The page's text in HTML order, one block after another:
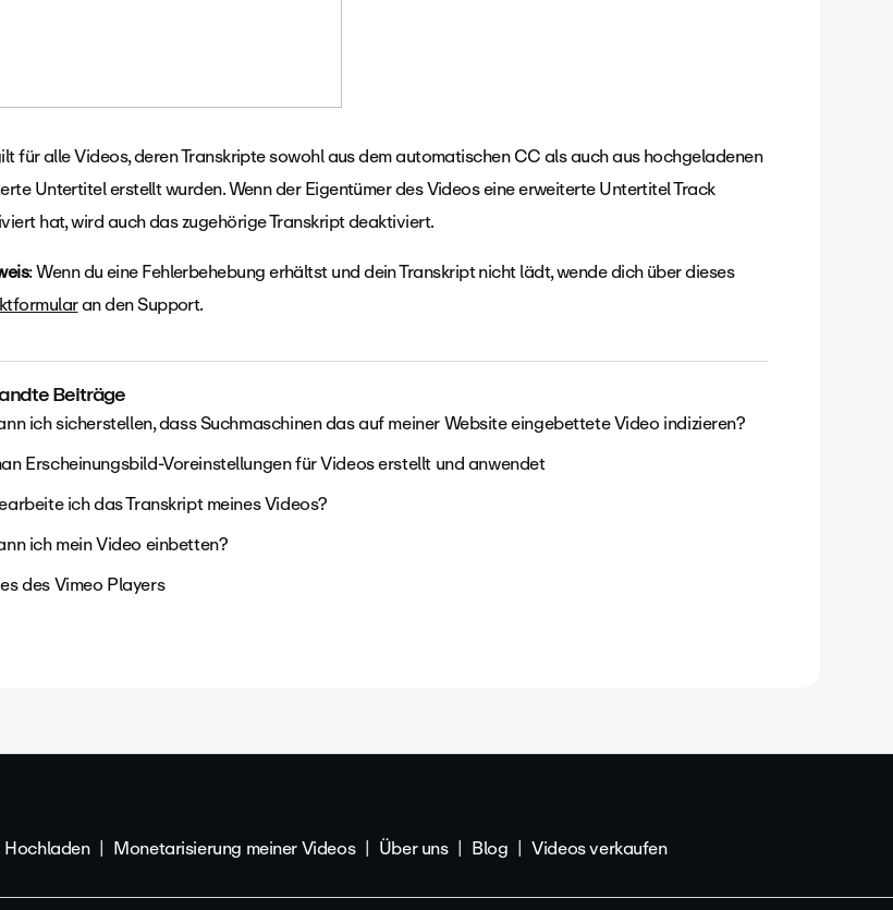
für alle Videos, deren Transkripte sowohl aus dem automatischen CC als auch aus hochgeladenen
Untertitel erstellt wurden. Wenn der Eigentümer des Videos eine erweiterte Untertitel Track
hat, wird auch das zugehörige Transkript deaktiviert.
: Wenn du eine Fehlerbehebung erhältst und dein Transkript nicht lädt, wende dich über dieses
an den Support.
Beiträge
ich sicherstellen, dass Suchmaschinen das auf meiner Website eingebettete Video indizieren?
Erscheinungsbild-Voreinstellungen für Videos erstellt und anwendet
ich das Transkript meines Videos?
ich mein Video einbetten?
des Vimeo Players
Hochladen Monetarisierung meiner Videos Über uns Blog Videos verkaufen